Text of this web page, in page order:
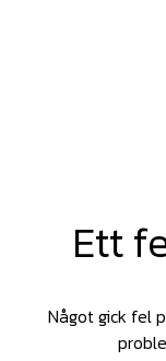
Ett
Något gick fel